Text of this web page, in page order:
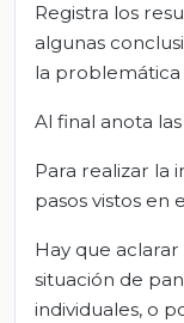
Registra los
algunas
la problemática
Al final anota
Para realizar la
pasos vistos en
Hay que
situación de
individuales, o